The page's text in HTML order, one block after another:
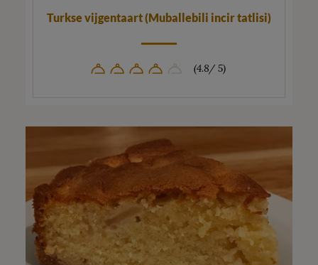
Turkse vijgentaart (Muballebili incir tatlisi)
(4.8/ 5)